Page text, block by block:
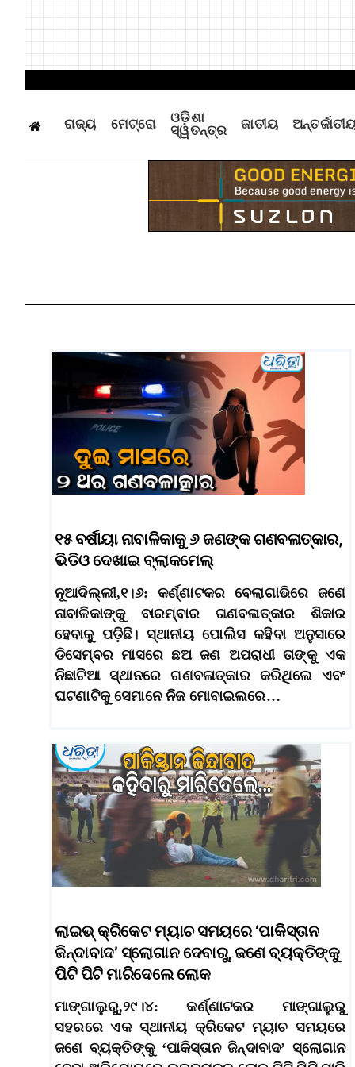
ରାଜ୍ୟ ମେଟ୍ରୋ
ଓଡ଼ିଶା
ସ୍ୱତନ୍ତ୍ର
ଜାତୀୟ
୧୫ ବର୍ଷୀୟା ନାବାଳିକାକୁ ୬ ଜଣଙ୍କ ଗଣବଳାତ୍କାର,
ଭିଡିଓ ଦେଖାଇ ବ୍ଲାକମେଲ୍
ନୂଆଦିଲ୍ଲୀ,୧।୬: କର୍ଣ୍ଣାଟକର ବେଲାଗାଭିରେ ଜଣେ
ନାବାଳିକାଙ୍କୁ ବାରମ୍ବାର ଗଣବଳାତ୍କାର ଶିକାର
ହେବାକୁ ପଡ଼ିଛି। ସ୍ଥାନୀୟ ପୋଲିସ କହିବା ଅନୁସାରେ
ଡିସେମ୍ବର ମାସରେ ଛଅ ଜଣ ଅପରାଧୀ ତାଙ୍କୁ ଏକ
ନିଛାଟିଆ ସ୍ଥାନରେ ଗଣବଳାତ୍କାର କରିଥିଲେ ଏବଂ
ଘଟଣାଟିକୁ ସେମାନେ ନିଜ ମୋବାଇଲରେ…
ଲାଇଭ୍‌ କ୍ରିକେଟ ମ୍ୟାଚ ସମୟରେ ‘ପାକିସ୍ତାନ
ଜିନ୍ଦାବାଦ’ ସ୍ଲୋଗାନ ଦେବାରୁ, ଜଣେ ବ୍ୟକ୍ତିଙ୍କୁ
ପିଟି ପିଟି ମାରିଦେଲେ ଲୋକ
ମାଙ୍ଗାଲୁରୁୁ,୨୯।୪: କର୍ଣ୍ଣାଟକର ମାଙ୍ଗାଲୁରୁ
ସହରରେ ଏକ ସ୍ଥାନୀୟ କ୍ରିକେଟ ମ୍ୟାଚ ସମୟରେ
ଜଣେ ବ୍ୟକ୍ତିଙ୍କୁ ‘ପାକିସ୍ତାନ ଜିନ୍ଦାବାଦ’ ସ୍ଲୋଗାନ